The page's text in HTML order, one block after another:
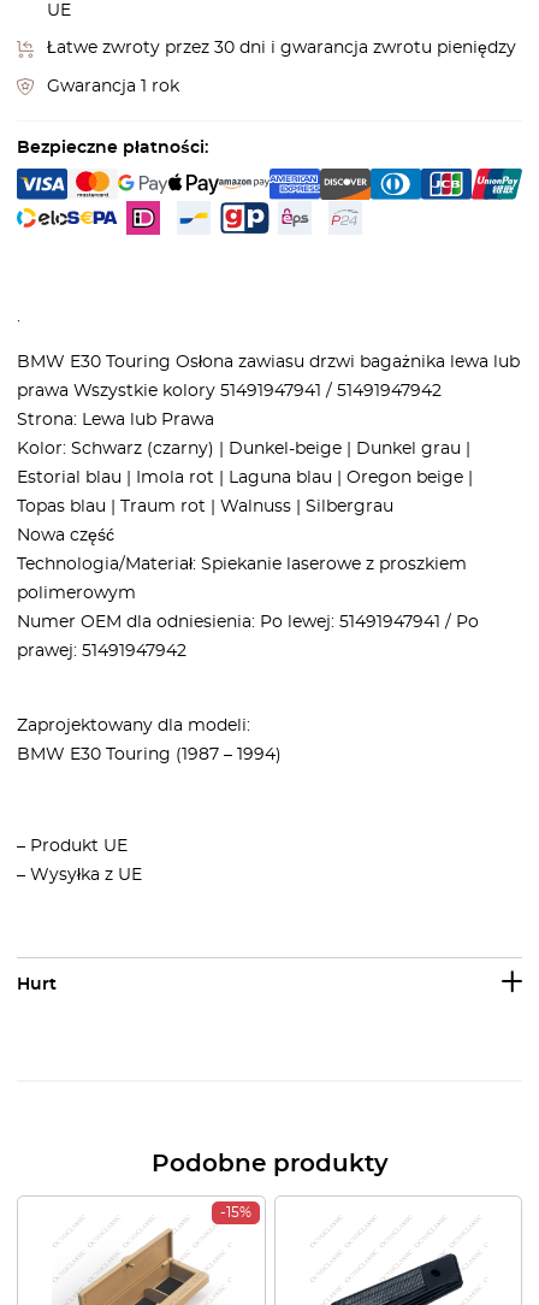
UE
Łatwe zwroty przez 30 dni i gwarancja zwrotu pieniędzy
Gwarancja 1 rok
Bezpieczne płatności:
.
BMW E30 Touring Osłona zawiasu drzwi bagażnika lewa lub
prawa Wszystkie kolory 51491947941 / 51491947942
Strona: Lewa lub Prawa
Kolor: Schwarz (czarny) | Dunkel-beige | Dunkel grau |
Estorial blau | Imola rot | Laguna blau | Oregon beige |
Topas blau | Traum rot | Walnuss | Silbergrau
Nowa część
Technologia/Materiał: Spiekanie laserowe z proszkiem
polimerowym
Numer OEM dla odniesienia: Po lewej: 51491947941 / Po
prawej: 51491947942
Zaprojektowany dla modeli:
BMW E30 Touring (1987 – 1994)
– Produkt UE
– Wysyłka z UE
Hurt
Podobne produkty
-15%